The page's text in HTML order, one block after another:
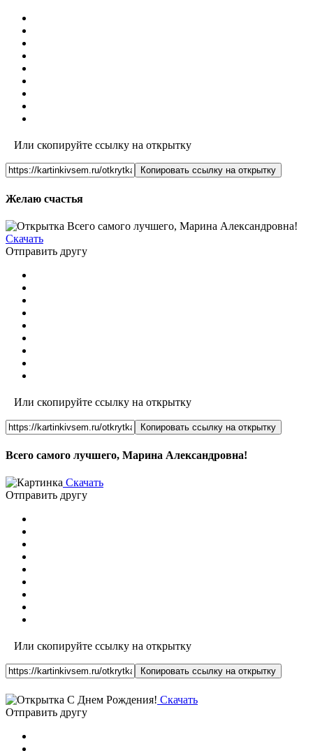
Или скопируйте ссылку на открытку
Копировать ссылку на открытку
Желаю счастья
Скачать
Отправить другу
Или скопируйте ссылку на открытку
Копировать ссылку на открытку
Всего самого лучшего, Марина Александровна!
Скачать
Отправить другу
Или скопируйте ссылку на открытку
Копировать ссылку на открытку
Скачать
Отправить другу